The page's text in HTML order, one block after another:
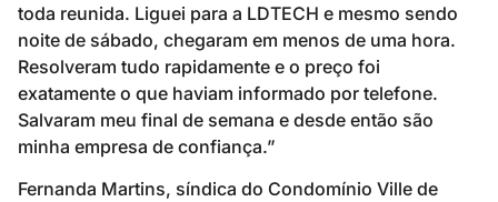
toda reunida. Liguei para a LDTECH e mesmo sendo
noite de sábado, chegaram em menos de uma hora.
Resolveram tudo rapidamente e o preço foi
exatamente o que haviam informado por telefone.
Salvaram meu final de semana e desde então são
minha empresa de confiança.”
Fernanda Martins, síndica do Condomínio Ville de